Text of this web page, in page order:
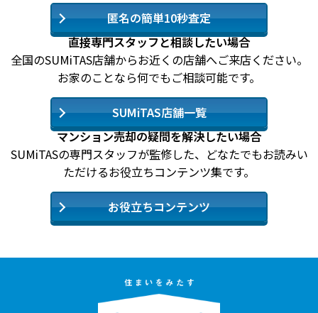
匿名の簡単10秒査定
直接専門スタッフと相談したい場合
全国のSUMiTAS店舗からお近くの店舗へご来店ください。
お家のことなら何でもご相談可能です。
SUMiTAS店舗一覧
マンション売却の疑問を解決したい場合
SUMiTASの専門スタッフが監修した、どなたでもお読みい
ただけるお役立ちコンテンツ集です。
お役立ちコンテンツ